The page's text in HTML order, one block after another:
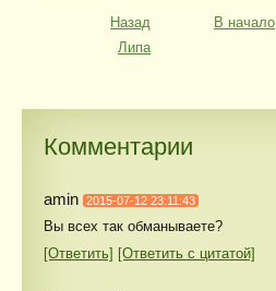
Назад
Липа
В начало
Комментарии
amin 2015-07-12 23:11:43
Вы всех так обманываете?
[Ответить] [Ответить с цитатой]